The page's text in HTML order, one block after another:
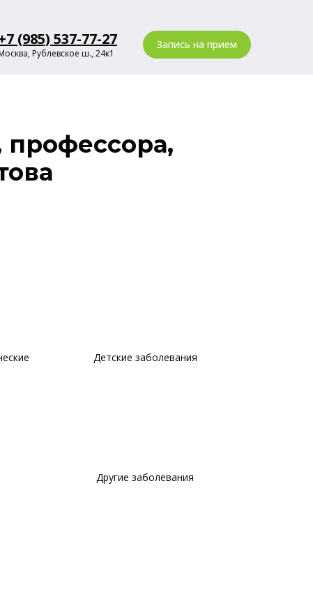
(985) 537-77-27
Рублевское ш., 24к1
Запись на прием
Детские заболевания
Другие заболевания